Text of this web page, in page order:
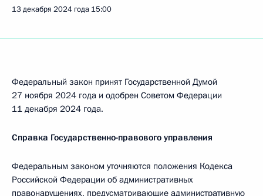
13 декабря 2024 года 15:00
Федеральный закон принят Государственной Думой
27 ноября 2024 года и одобрен Советом Федерации
11 декабря 2024 года.
Справка Государственно-правового управления
Федеральным законом уточняются положения Кодекса
Российской Федерации об административных
правонарушениях, предусматривающие административную